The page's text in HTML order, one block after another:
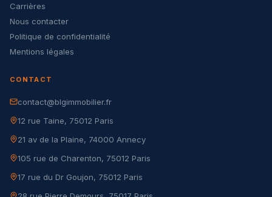
Carrières
Nous contacter
Politique de confidentialité
Mentions légales
CONTACT
contact@blgimmobilier.fr
12 rue Taine, 75012 Paris
21 av de la Plaine, 74000 Annecy
105 rue de Charenton, 75012 Paris
17 rue du Dr Goujon, 75012 Paris